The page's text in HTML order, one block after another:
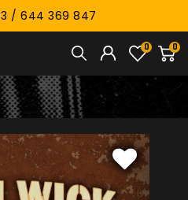
/ 644 369 847
0
0